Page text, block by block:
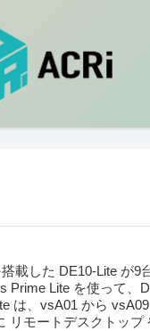
載した DE10-Lite が9
Prime Lite を使って、
は、vsA01 から
リモートデスクトップ